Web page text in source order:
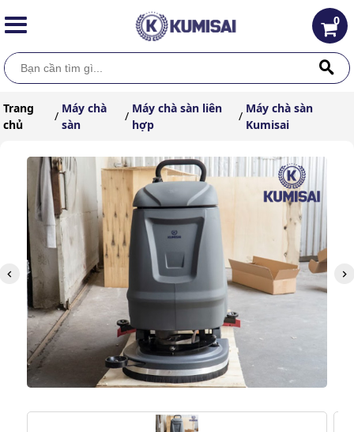
0
Trang
chủ
/
Máy chà
sàn
/
Máy chà sàn liên
hợp
/
Máy chà sàn
Kumisai